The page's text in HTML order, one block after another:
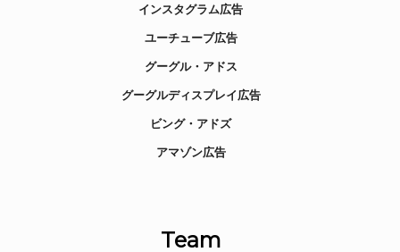
インスタグラム広告
ユーチューブ広告
グーグル・アドス
グーグルディスプレイ広告
ビング・アドズ
アマゾン広告
Team